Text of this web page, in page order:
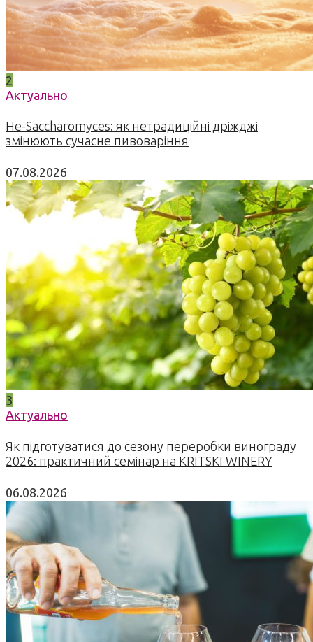
2
Актуально
Не-Saccharomyces: як нетрадиційні дріжджі
змінюють сучасне пивоваріння
07.08.2026
3
Актуально
Як підготуватися до сезону переробки винограду
2026: практичний семінар на KRITSKI WINERY
06.08.2026